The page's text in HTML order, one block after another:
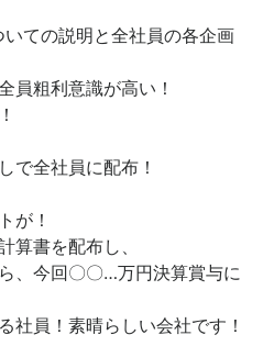
ての説明と全社員の各企画
員粗利意識が高い！
で全社員に配布！
が！
算書を配布し、
、今回〇〇…万円決算賞与に
社員！素晴らしい会社です！